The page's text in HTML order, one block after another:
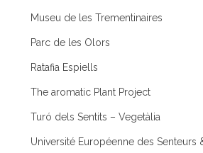
Museu de les Trementinaires
Parc de les Olors
Ratafia Espiells
The aromatic Plant Project
Turó dels Sentits – Vegetàlia
Université Européenne des Senteurs